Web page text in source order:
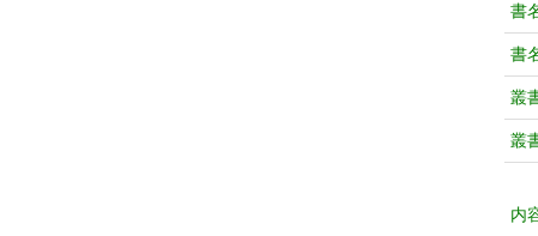
書
書
叢
叢
内